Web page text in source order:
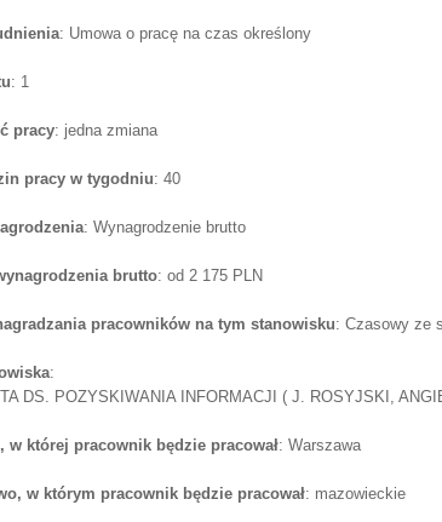
: Umowa o pracę na czas określony
: 1
pracy: jedna zmiana
pracy w tygodniu: 40
: Wynagrodzenie brutto
brutto: od 2 175 PLN
pracowników na tym stanowisku: Czasowy ze
:
DS. POZYSKIWANIA INFORMACJI ( J. ROSYJSKI,
w której pracownik będzie pracował: Warszawa
w którym pracownik będzie pracował: mazowieckie